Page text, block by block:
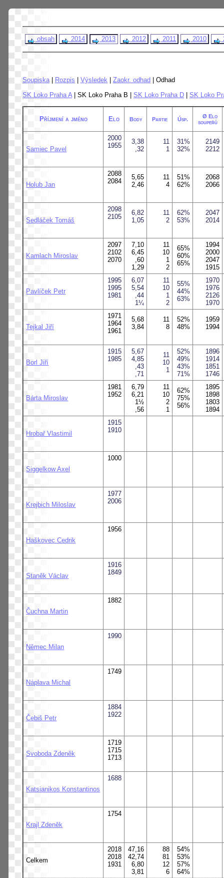
obsah 2014 2013 2012 2011 2010
Soupiska Rozpis Výsledek Zaokr. odhad | Odhad
SK Loko Praha A | SK Loko Praha B | SK Loko Praha D SK Loko
Příjmení a jméno Elo Body Partie Úsp.
Ø Elo
soupeřů
Samiec Pavel
2000
1955
3,38
,32
11
1
31%
32%
2149
2212
Holub Jan
2088
2084
5,65
2,46
11
4
51%
62%
2068
2066
Sedláček Tomáš
2098
2105
6,82
1,05
11
2
62%
53%
2047
2014
Kamlach Miroslav
2097
2102
2070
7,10
6,45
,60
1,29
11
10
1
2
65%
60%
65%
1994
2000
2047
1915
Pavlíček Petr
1995
1995
1981
6,07
5,54
,44
1¼
11
10
1
2
55%
44%
63%
1970
1976
2126
1970
Tejkal Jiří
1971
1964
1961
5,68
3,84
11
8
52%
48%
1959
1994
Borl Jiří
1915
1985
5,67
4,85
,43
,71
11
10
1
52%
49%
43%
71%
1896
1914
1851
1746
Bárta Miroslav
1981
1952
6,79
6,21
1½
,56
11
10
2
1
62%
75%
56%
1895
1898
1803
1894
Hrobař Vlastimil
1915
1910
Siggelkow Axel
1000
Krejbich Miloslav
1977
2006
Haškovec Cedrik
1956
Staněk Václav
1916
1849
Čuchna Martin
1882
Němec Milan
1990
Náplava Michal
1749
Čebiš Petr
1884
1922
Svoboda Zdeněk
1719
1715
1713
Katsianikos Konstantinos
1688
Krajl Zdeněk
1754
Celkem
2018
2018
1931
47,16
42,74
6,80
3,81
88
81
12
6
54%
53%
57%
64%